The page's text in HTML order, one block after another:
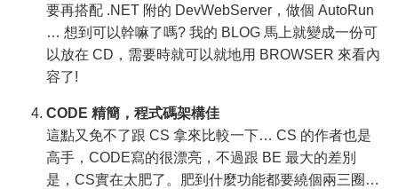
要再搭配 .NET 附的 DevWebServer，做個 AutoRun
… 想到可以幹嘛了嗎? 我的 BLOG 馬上就變成一份可
以放在 CD，需要時就可以就地用 BROWSER 來看內
容了!
CODE 精簡，程式碼架構佳
這點又免不了跟 CS 拿來比較一下… CS 的作者也是
高手，CODE寫的很漂亮，不過跟 BE 最大的差別
是，CS實在太肥了。肥到什麼功能都要繞個兩三圈…